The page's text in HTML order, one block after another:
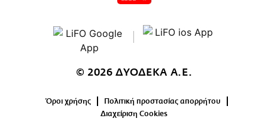
© 2026 ΔΥΟΔΕΚΑ Α.Ε.
Όροι χρήσης
Πολιτική προστασίας απορρήτου
Διαχείριση Cookies